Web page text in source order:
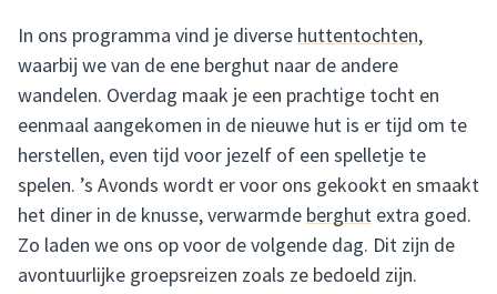
In ons programma vind je diverse huttentochten,
waarbij we van de ene berghut naar de andere
wandelen. Overdag maak je een prachtige tocht en
eenmaal aangekomen in de nieuwe hut is er tijd om te
herstellen, even tijd voor jezelf of een spelletje te
spelen. ’s Avonds wordt er voor ons gekookt en smaakt
het diner in de knusse, verwarmde berghut extra goed.
Zo laden we ons op voor de volgende dag. Dit zijn de
avontuurlijke groepsreizen zoals ze bedoeld zijn.